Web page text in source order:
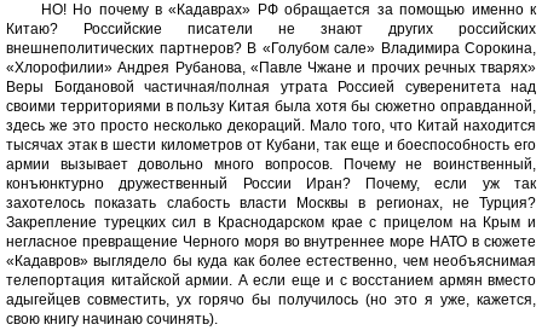
НО! Но почему в «Кадаврах» РФ обращается за помощью именно к
Китаю? Российские писатели не знают других российских
внешнеполитических партнеров? В «Голубом сале» Владимира Сорокина,
«Хлорофилии» Андрея Рубанова, «Павле Чжане и прочих речных тварях»
Веры Богдановой частичная/полная утрата Россией суверенитета над
своими территориями в пользу Китая была хотя бы сюжетно оправданной,
здесь же это просто несколько декораций. Мало того, что Китай находится
тысячах этак в шести километров от Кубани, так еще и боеспособность его
армии вызывает довольно много вопросов. Почему не воинственный,
конъюнктурно дружественный России Иран? Почему, если уж так
захотелось показать слабость власти Москвы в регионах, не Турция?
Закрепление турецких сил в Краснодарском крае с прицелом на Крым и
негласное превращение Черного моря во внутреннее море НАТО в сюжете
«Кадавров» выглядело бы куда как более естественно, чем необъяснимая
телепортация китайской армии. А если еще и с восстанием армян вместо
адыгейцев совместить, ух горячо бы получилось (но это я уже, кажется,
свою книгу начинаю сочинять).